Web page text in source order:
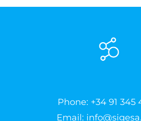
Phone: +34 91 345
Email: